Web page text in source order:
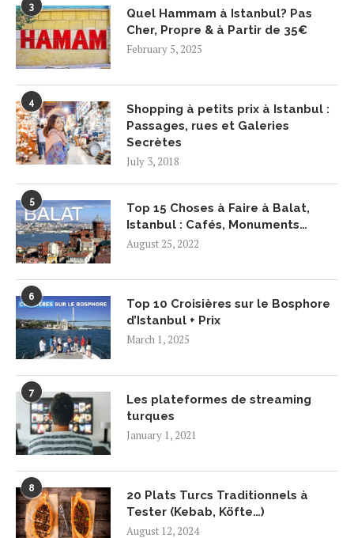
3
Quel Hammam à Istanbul? Pas
Cher, Propre & à Partir de 35€
February 5, 2025
4
Shopping à petits prix à Istanbul :
Passages, rues et Galeries
Secrètes
July 3, 2018
5
Top 15 Choses à Faire à Balat,
Istanbul : Cafés, Monuments…
August 25, 2022
6
Top 10 Croisières sur le Bosphore
d’Istanbul + Prix
March 1, 2025
7
Les plateformes de streaming
turques
January 1, 2021
8
20 Plats Turcs Traditionnels à
Tester (Kebab, Köfte…)
August 12, 2024